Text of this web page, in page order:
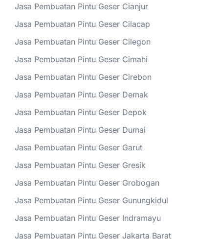
Jasa Pembuatan Pintu Geser Cianjur
Jasa Pembuatan Pintu Geser Cilacap
Jasa Pembuatan Pintu Geser Cilegon
Jasa Pembuatan Pintu Geser Cimahi
Jasa Pembuatan Pintu Geser Cirebon
Jasa Pembuatan Pintu Geser Demak
Jasa Pembuatan Pintu Geser Depok
Jasa Pembuatan Pintu Geser Dumai
Jasa Pembuatan Pintu Geser Garut
Jasa Pembuatan Pintu Geser Gresik
Jasa Pembuatan Pintu Geser Grobogan
Jasa Pembuatan Pintu Geser Gunungkidul
Jasa Pembuatan Pintu Geser Indramayu
Jasa Pembuatan Pintu Geser Jakarta Barat